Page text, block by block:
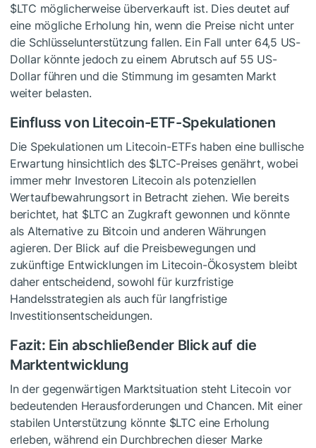
$LTC möglicherweise überverkauft ist. Dies deutet auf
eine mögliche Erholung hin, wenn die Preise nicht unter
die Schlüsselunterstützung fallen. Ein Fall unter 64,5 US-
Dollar könnte jedoch zu einem Abrutsch auf 55 US-
Dollar führen und die Stimmung im gesamten Markt
weiter belasten.
Einfluss von Litecoin-ETF-Spekulationen
Die Spekulationen um Litecoin-ETFs haben eine bullische
Erwartung hinsichtlich des $LTC-Preises genährt, wobei
immer mehr Investoren Litecoin als potenziellen
Wertaufbewahrungsort in Betracht ziehen. Wie bereits
berichtet, hat $LTC an Zugkraft gewonnen und könnte
als Alternative zu Bitcoin und anderen Währungen
agieren. Der Blick auf die Preisbewegungen und
zukünftige Entwicklungen im Litecoin-Ökosystem bleibt
daher entscheidend, sowohl für kurzfristige
Handelsstrategien als auch für langfristige
Investitionsentscheidungen.
Fazit: Ein abschließender Blick auf die
Marktentwicklung
In der gegenwärtigen Marktsituation steht Litecoin vor
bedeutenden Herausforderungen und Chancen. Mit einer
stabilen Unterstützung könnte $LTC eine Erholung
erleben, während ein Durchbrechen dieser Marke